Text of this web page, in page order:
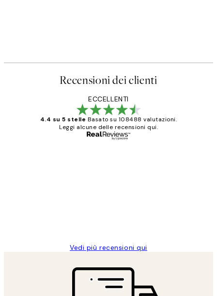
Recensioni dei clienti
ECCELLENTI
4.4 su 5 stelle Basato su 108488 valutazioni.
Leggi alcune delle recensioni qui.
Vedi più recensioni qui